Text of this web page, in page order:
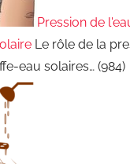
Pression de
Le rôle de la
eau solaires… (984)